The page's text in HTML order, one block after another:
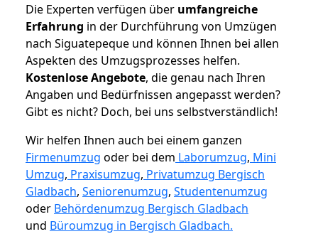
Die Experten verfügen über umfangreiche
Erfahrung in der Durchführung von Umzügen
nach Siguatepeque und können Ihnen bei allen
Aspekten des Umzugsprozesses helfen.
Kostenlose Angebote, die genau nach Ihren
Angaben und Bedürfnissen angepasst werden?
Gibt es nicht? Doch, bei uns selbstverständlich!
Wir helfen Ihnen auch bei einem ganzen
Firmenumzug oder bei dem Laborumzug, Mini
Umzug, Praxisumzug, Privatumzug Bergisch
Gladbach, Seniorenumzug, Studentenumzug
oder Behördenumzug Bergisch Gladbach
und Büroumzug in Bergisch Gladbach.